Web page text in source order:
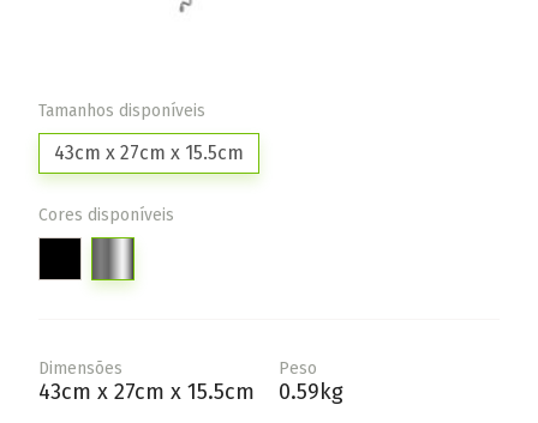
Tamanhos disponíveis
43cm x 27cm x 15.5cm
Cores disponíveis
Dimensões
43cm x 27cm x 15.5cm
Peso
0.59kg